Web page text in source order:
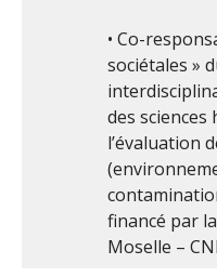
• Co-
sociétales »
des
l’évaluation
financé par
Moselle –